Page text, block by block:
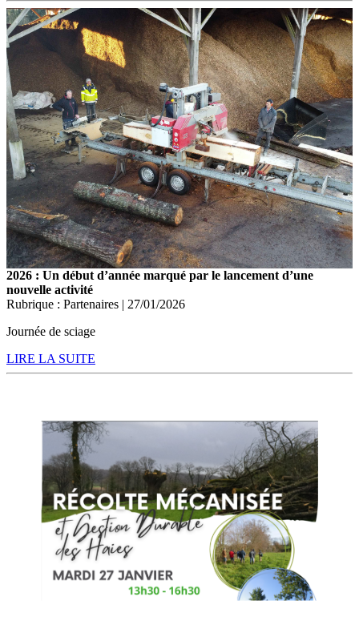
2026 : Un début d’année marqué par le lancement d’une
nouvelle activité
Rubrique : Partenaires | 27/01/2026
Journée de sciage
LIRE LA SUITE